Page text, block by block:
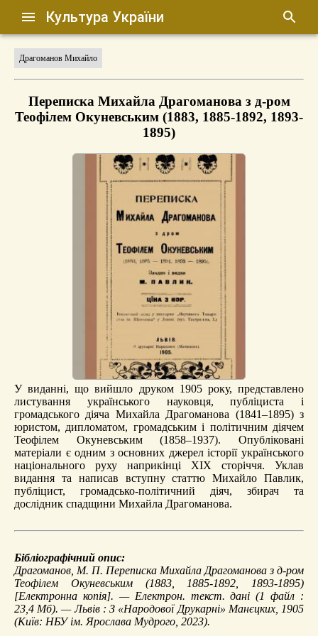
Культура України
Драгоманов Михайло
Переписка Михайла Драгоманова з д-ром
Теофілем Окуневським (1883, 1885-1892, 1893-
1895)
У виданні, що вийшло друком 1905 року, представлено
листування українського науковця, публіциста і
громадського діяча Михайла Драгоманова (1841–1895) з
юристом, дипломатом, громадським і політичним діячем
Теофілем Окуневським (1858–1937). Опубліковані
матеріали є одним з основних джерел історії українського
національного руху наприкінці ХІХ сторіччя. Уклав
видання та написав вступну статтю Михайло Павлик,
публіцист, громадсько-політичний діяч, збирач та
дослідник спадщини Михайла Драгоманова.
Бібліографічний опис:
Драгоманов, М. П. Переписка Михайла Драгоманова з д-ром
Теофілем Окуневським (1883, 1885-1892, 1893-1895)
[Електронна копія]. — Електрон. текст. дані (1 файл :
23,4 Мб). — Львів : З «Народової Друкарні» Манєцких, 1905
(Київ: НБУ ім. Ярослава Мудрого, 2023).